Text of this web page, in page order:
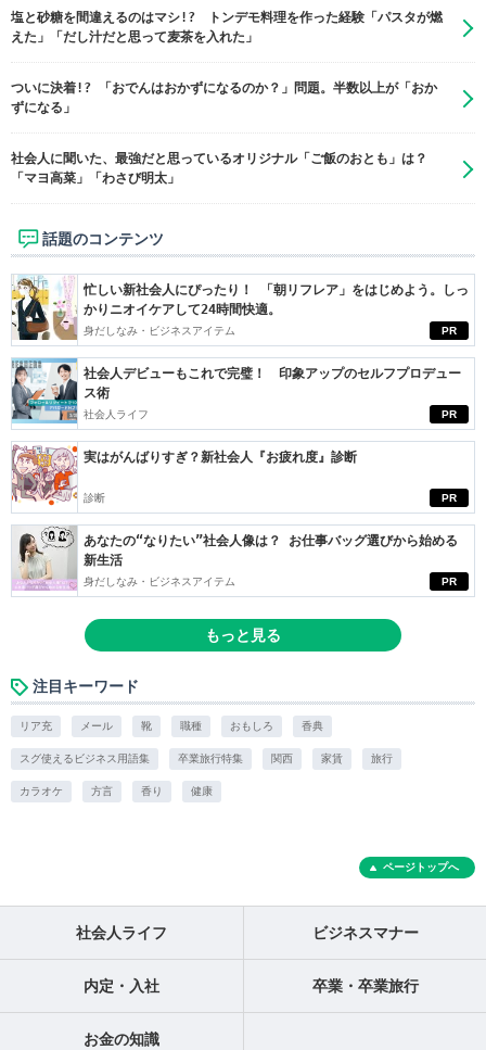
塩と砂糖を間違えるのはマシ!? トンデモ料理を作った経験「パスタが燃
えた」「だし汁だと思って麦茶を入れた」
ついに決着!? 「おでんはおかずになるのか？」問題。半数以上が「おか
ずになる」
社会人に聞いた、最強だと思っているオリジナル「ご飯のおとも」は？
「マヨ高菜」「わさび明太」
話題のコンテンツ
PR
忙しい新社会人にぴったり！ 「朝リフレア」をはじめよう。しっ
かりニオイケアして24時間快適。
身だしなみ・ビジネスアイテム
PR
社会人デビューもこれで完璧！ 印象アップのセルフプロデュー
ス術
社会人ライフ
PR
実はがんばりすぎ？新社会人『お疲れ度』診断
診断
PR
あなたの“なりたい”社会人像は？ お仕事バッグ選びから始める
新生活
身だしなみ・ビジネスアイテム
もっと見る
注目キーワード
リア充 メール 靴 職種 おもしろ 香典
スグ使えるビジネス用語集 卒業旅行特集 関西 家賃 旅行
カラオケ 方言 香り 健康
ページトップへ
社会人ライフ ビジネスマナー
内定・入社 卒業・卒業旅行
お金の知識